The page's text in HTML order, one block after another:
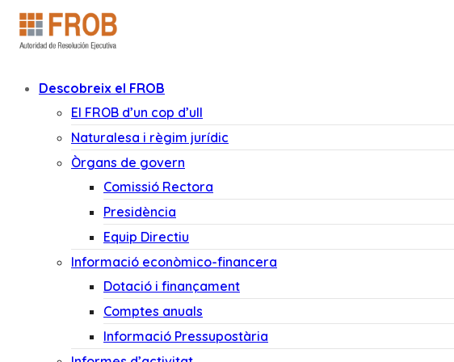
Descobreix el FROB
El FROB d’un cop d’ull
Naturalesa i règim jurídic
Òrgans de govern
Comissió Rectora
Presidència
Equip Directiu
Informació econòmico-financera
Dotació i finançament
Comptes anuals
Informació Pressupostària